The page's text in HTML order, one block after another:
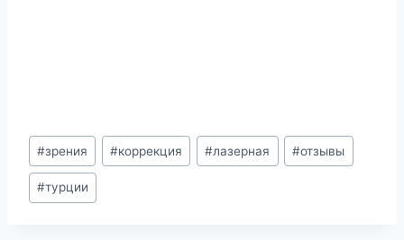
Метки
записи:
#зрения #коррекция #лазерная #отзывы
#турции